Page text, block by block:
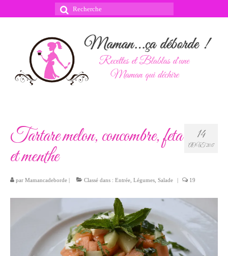
Rechercher
14
AOÛT 2017
Tartare melon, concombre, feta
et menthe
par Mamancadeborde | Classé dans : Entrée Légumes Salade | 19